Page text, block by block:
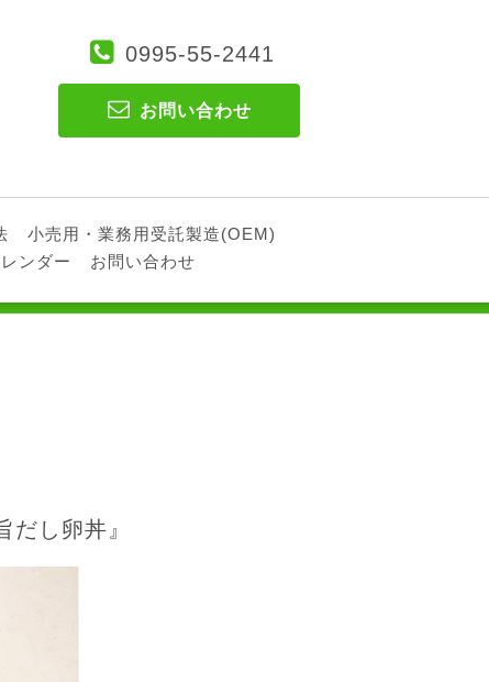
0995-55-2441
お問い合わせ
小売用・業務用受託製造(OEM)
ンダー お問い合わせ
し卵丼』